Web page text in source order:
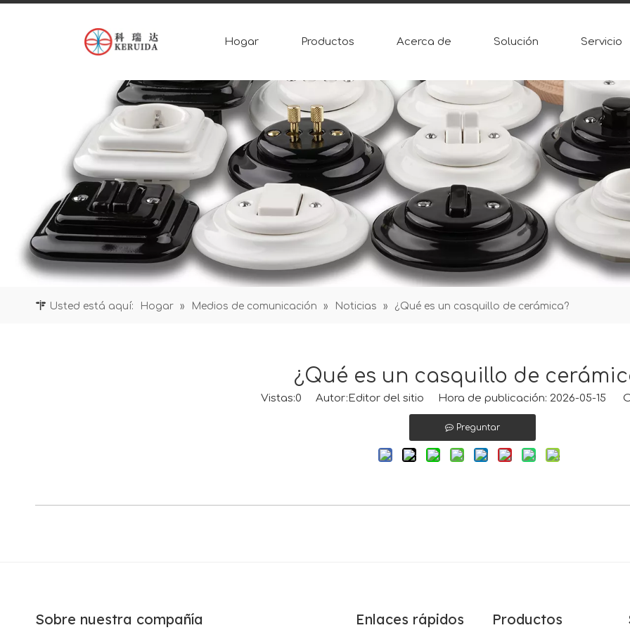
Hogar Productos Acerca de Solución Servicio
Usted está aquí: Hogar » Medios de comunicación » Noticias » ¿Qué es un casquillo de cerámica?
¿Qué es un casquillo de
Vistas:0 Autor:Editor del sitio Hora de publicación: 2026-05-15
Preguntar
Sobre nuestra compañía Enlaces rápidos Productos